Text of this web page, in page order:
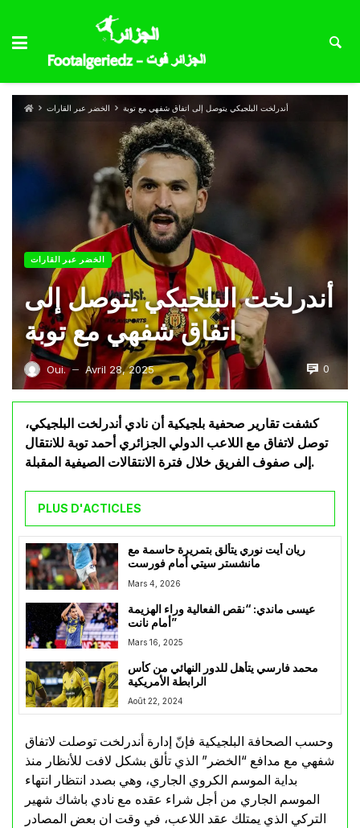
الخضر عبر القارات أندرلخت البلجيكي يتوصل إلى اتفاق شفهي مع توبة
الخضر عبر القارات
أندرلخت البلجيكي يتوصل إلى
اتفاق شفهي مع توبة
Oui. — Avril 28, 2025 0
كشفت تقارير صحفية بلجيكية أن نادي أندرلخت البلجيكي،
توصل لاتفاق مع اللاعب الدولي الجزائري أحمد توبة للانتقال
إلى صفوف الفريق خلال فترة الانتقالات الصيفية المقبلة.
PLUS D'ACTICLES
ريان أيت نوري يتألق بتمريرة حاسمة مع
مانشستر سيتي أمام فورست
Mars 4, 2026
عيسى ماندي: “نقص الفعالية وراء الهزيمة
أمام نانت”
Mars 16, 2025
محمد فارسي يتأهل للدور النهائي من كأس
الرابطة الأمريكية
Août 22, 2024
وحسب الصحافة البلجيكية فإنّ إدارة أندرلخت توصلت لاتفاق
شفهي مع مدافع “الخضر” الذي تألق بشكل لافت للأنظار منذ
بداية الموسم الكروي الجاري، وهي بصدد انتظار انتهاء
الموسم الجاري من أجل شراء عقده مع نادي باشاك شهير
التركي الذي يمتلك عقد اللاعب، في وقت ان بعض المصادر